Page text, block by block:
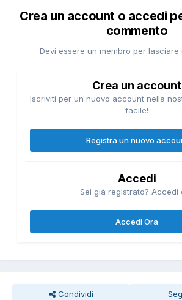
Crea un account o accedi
commento
Devi essere un membro per lasciare
Crea un account
Iscriviti per un nuovo account nella
facile!
Registra un nuovo
Accedi
Sei già registrato? Accedi
Accedi Ora
Condividi